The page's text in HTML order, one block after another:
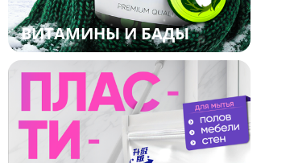
ВИТАМИНЫ И БАДЫ